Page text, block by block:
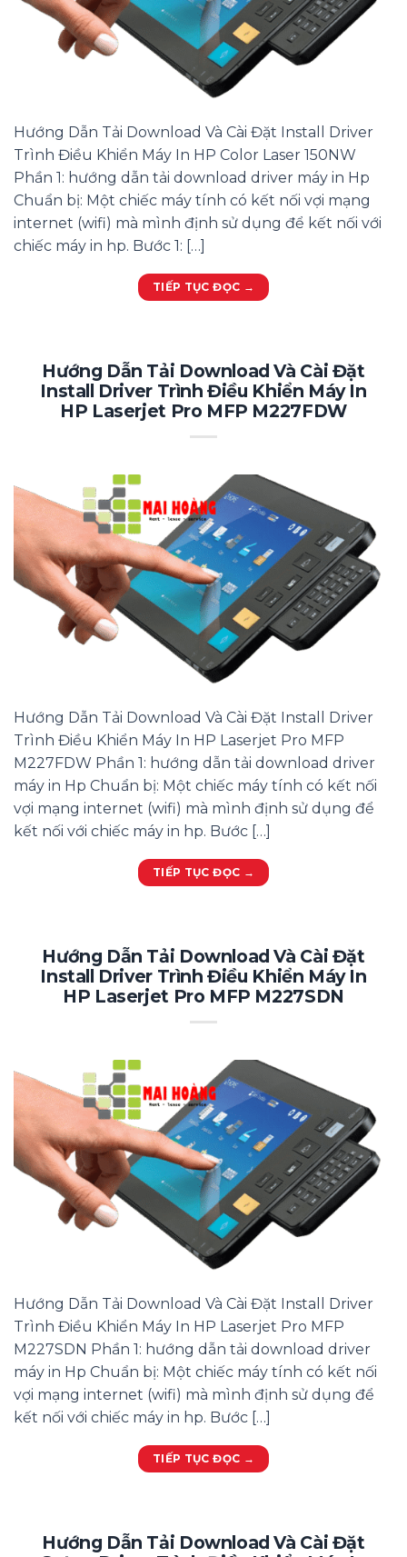
Hướng Dẫn Tải Download Và Cài Đặt Install Driver
Trình Điều Khiển Máy In HP Color Laser 150NW
Phần 1: hướng dẫn tải download driver máy in Hp
Chuẩn bị: Một chiếc máy tính có kết nối vợi mạng
internet (wifi) mà mình định sử dụng để kết nối với
chiếc máy in hp. Bước 1: […]
TIẾP TỤC ĐỌC →
Hướng Dẫn Tải Download Và Cài Đặt
Install Driver Trình Điều Khiển Máy In
HP Laserjet Pro MFP M227FDW
Hướng Dẫn Tải Download Và Cài Đặt Install Driver
Trình Điều Khiển Máy In HP Laserjet Pro MFP
M227FDW Phần 1: hướng dẫn tải download driver
máy in Hp Chuẩn bị: Một chiếc máy tính có kết nối
vợi mạng internet (wifi) mà mình định sử dụng để
kết nối với chiếc máy in hp. Bước […]
TIẾP TỤC ĐỌC →
Hướng Dẫn Tải Download Và Cài Đặt
Install Driver Trình Điều Khiển Máy In
HP Laserjet Pro MFP M227SDN
Hướng Dẫn Tải Download Và Cài Đặt Install Driver
Trình Điều Khiển Máy In HP Laserjet Pro MFP
M227SDN Phần 1: hướng dẫn tải download driver
máy in Hp Chuẩn bị: Một chiếc máy tính có kết nối
vợi mạng internet (wifi) mà mình định sử dụng để
kết nối với chiếc máy in hp. Bước […]
TIẾP TỤC ĐỌC →
Hướng Dẫn Tải Download Và Cài Đặt